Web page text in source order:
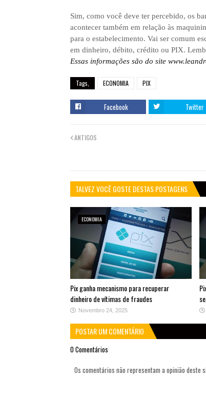
Sim, como você deve ter percebido, os
acontecer também em relação às
para o estabelecimento. Vai ser comum
em dinheiro, débito, crédito ou PIX.
Essas informações são do site
Tags, ECONOMIA PIX
Facebook Twitter
ANTIGOS
TALVEZ VOCÊ GOSTE DESTAS POSTAGENS
ECONOMIA
Pix ganha mecanismo para recuperar
dinheiro de vítimas de fraudes
Novembro 24, 2025
POSTAR UM COMENTÁRIO
0 Comentários
Os comentários não representam a opinião deste